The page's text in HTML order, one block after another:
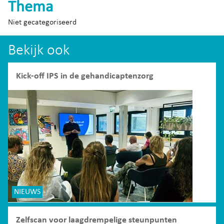
Thema
Niet gecategoriseerd
Bekijk ook
Kick-off IPS in de gehandicaptenzorg
NIEUWS
Zelfscan voor laagdrempelige steunpunten